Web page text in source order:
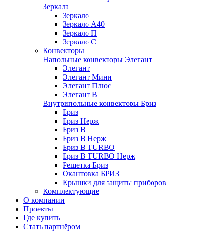
Зеркала
Зеркало
Зеркало А40
Зеркало П
Зеркало С
Конвекторы
Напольные конвекторы Элегант
Элегант
Элегант Мини
Элегант Плюс
Элегант В
Внутрипольные конвекторы Бриз
Бриз
Бриз Нерж
Бриз В
Бриз В Нерж
Бриз В TURBO
Бриз В TURBO Нерж
Решетка Бриз
Окантовка БРИЗ
Крышки для защиты приборов
Комплектующие
О компании
Проекты
Где купить
Стать партнёром